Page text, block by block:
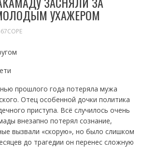
УХАЖЕРОМ
прошлого года потеряла мужа
Отец особенной дочки политика
приступа. Всё случилось очень
внезапно потерял сознание,
вызвали «скорую», но было слишком
до трагедии он перенес сложную